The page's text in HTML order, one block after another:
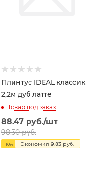
Плинтус IDEAL классик
2,2м дуб латте
Товар под заказ
88.47руб./шт
98.30руб.
-10% Экономия 9.83руб.